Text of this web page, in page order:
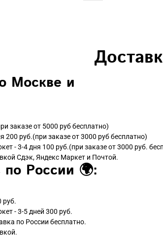
Москве и
заказе от 5000 руб бесплатно)
руб.(при заказе от 3000 руб бесплатно)
- 3-4 дня 100 руб.(при заказе от 3000 руб.
Сдэк, Яндекс Маркет и Почтой.
по России 🌍:
руб.
- 3-5 дней 300 руб.
по России бесплатно.